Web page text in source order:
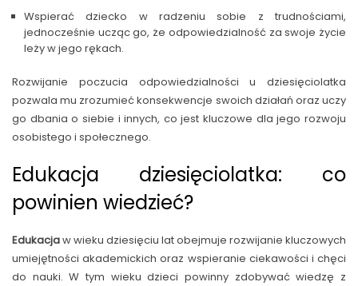
Wspierać dziecko w radzeniu sobie z trudnościami,
jednocześnie ucząc go, że odpowiedzialność za swoje życie
leży w jego rękach.
Rozwijanie poczucia odpowiedzialności u dziesięciolatka
pozwala mu zrozumieć konsekwencje swoich działań oraz uczy
go dbania o siebie i innych, co jest kluczowe dla jego rozwoju
osobistego i społecznego.
Edukacja dziesięciolatka: co
powinien wiedzieć?
Edukacjaw wieku dziesięciu lat obejmuje rozwijanie kluczowych
umiejętności akademickich oraz wspieranie ciekawości i chęci
do nauki. W tym wieku dzieci powinny zdobywać wiedzę z